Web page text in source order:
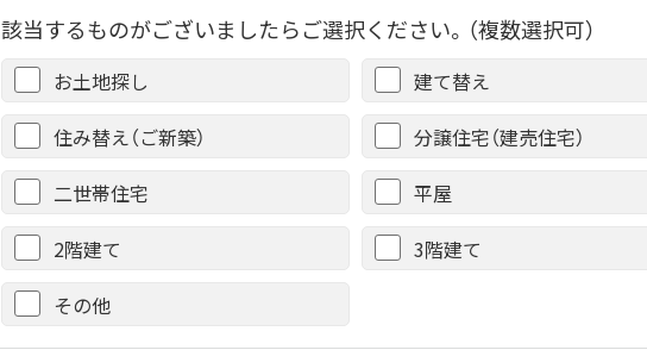
該当するものがございましたらご選択ください。（複数選択可）
お土地探し
建て替え
住み替え（ご新築）
分譲住宅（建売住宅）
二世帯住宅
平屋
2階建て
3階建て
その他